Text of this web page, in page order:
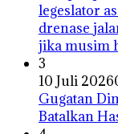
legeslator
drenase
jika musim
3
10 Juli 2026
Gugatan
Batalkan